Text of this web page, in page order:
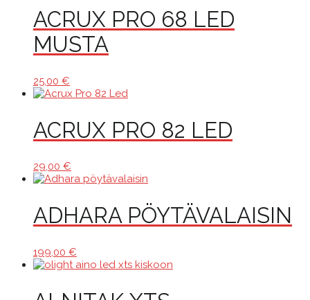
ACRUX PRO 68 LED
MUSTA
25,00 €
ACRUX PRO 82 LED
29,00 €
ADHARA PÖYTÄVALAISIN
199,00 €